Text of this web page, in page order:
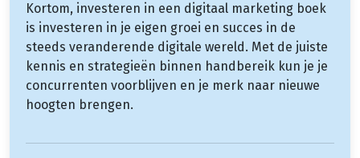
Kortom, investeren in een digitaal marketing boek
is investeren in je eigen groei en succes in de
steeds veranderende digitale wereld. Met de juiste
kennis en strategieën binnen handbereik kun je je
concurrenten voorblijven en je merk naar nieuwe
hoogten brengen.